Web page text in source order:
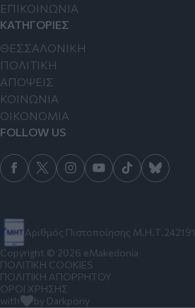
Αριθμός Πιστοποίησης Μ.Η.Τ.242191
ΕΠΙΚΟΙΝΩΝΙΑ
ΚΑΤΗΓΟΡΙΕΣ
ΘΕΣΣΑΛΟΝΙΚΗ
ΠΟΛΙΤΙΚΗ
ΑΠΟΨΕΙΣ
ΚΟΙΝΩΝΙΑ
ΟΙΚΟΝΟΜΙΑ
FOLLOW US
Copyright © 2026 eMakedonia
ΠΟΛΙΤΙΚΗ COOKIES
ΠΟΛΙΤΙΚΗ ΑΠΟΡΡΗΤΟΥ
ΟΡΟΙ ΧΡΗΣΗΣ
with
by Darkpony